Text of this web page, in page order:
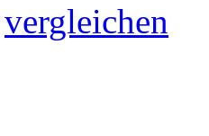
vergleichen